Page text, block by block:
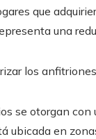
que
una
los
se otorgan
ubicada en